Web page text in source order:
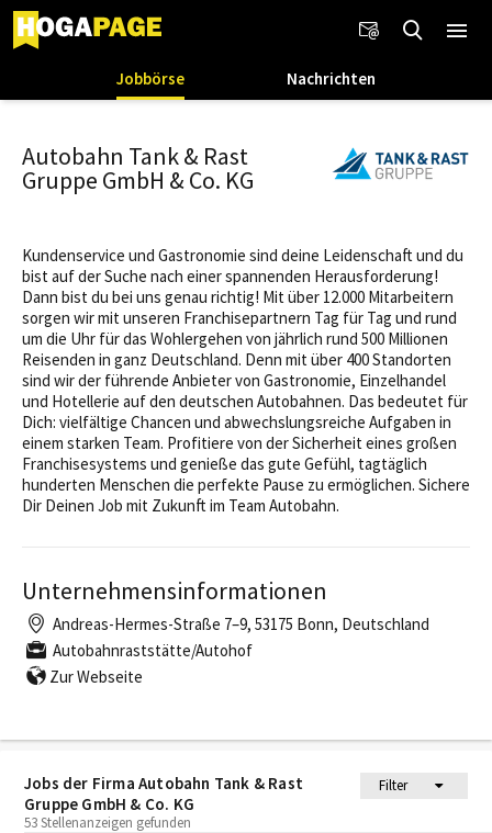
Jobbörse Nachrichten
Jobs der Firma Autobahn Tank & Rast
Gruppe GmbH & Co. KG
Filter
53 Stellenanzeigen gefunden
Autobahn Tank & Rast
Gruppe GmbH & Co. KG
Kundenservice und Gastronomie sind deine Leidenschaft und du
bist auf der Suche nach einer spannenden Herausforderung!
Dann bist du bei uns genau richtig! Mit über 12.000 Mitarbeitern
sorgen wir mit unseren Franchisepartnern Tag für Tag und rund
um die Uhr für das Wohlergehen von jährlich rund 500 Millionen
Reisenden in ganz Deutschland. Denn mit über 400 Standorten
sind wir der führende Anbieter von Gastronomie, Einzelhandel
und Hotellerie auf den deutschen Autobahnen. Das bedeutet für
Dich: vielfältige Chancen und abwechslungsreiche Aufgaben in
einem starken Team. Profitiere von der Sicherheit eines großen
Franchisesystems und genieße das gute Gefühl, tagtäglich
hunderten Menschen die perfekte Pause zu ermöglichen. Sichere
Dir Deinen Job mit Zukunft im Team Autobahn.
Unternehmensinformationen
Andreas-Hermes-Straße 7–9, 53175 Bonn, Deutschland
Autobahnraststätte/Autohof
Zur Webseite